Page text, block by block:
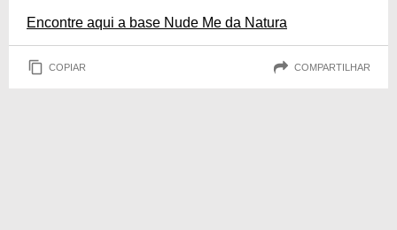
Encontre aqui a base Nude Me da Natura
COPIAR COMPARTILHAR